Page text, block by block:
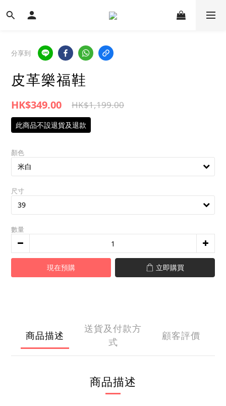
分享到
皮革樂福鞋
HK$349.00 HK$1,199.00
此商品不設退貨及退款
顏色
尺寸
數量
現在預購 立即購買
商品描述
送貨及付款方
式
顧客評價
商品描述